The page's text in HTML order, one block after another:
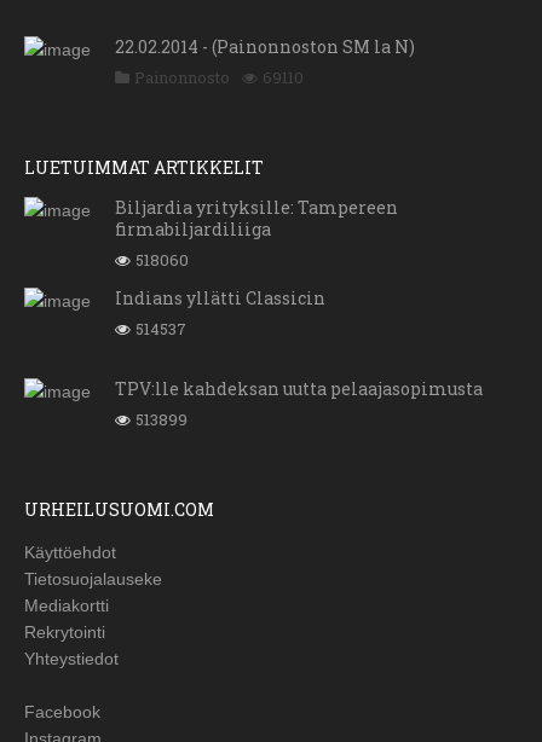
22.02.2014 - (Painonnoston SM la N)
Painonnosto 69110
LUETUIMMAT ARTIKKELIT
Biljardia yrityksille: Tampereen
firmabiljardiliiga
518060
Indians yllätti Classicin
514537
TPV:lle kahdeksan uutta pelaajasopimusta
513899
URHEILUSUOMI.COM
Käyttöehdot
Tietosuojalauseke
Mediakortti
Rekrytointi
Yhteystiedot
Facebook